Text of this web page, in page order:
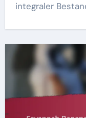
integraler